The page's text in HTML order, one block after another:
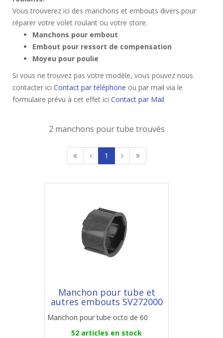
Vous trouverez ici des manchons et embouts divers pour
réparer votre volet roulant ou votre store.
Manchons pour embout
Embout pour ressort de compensation
Moyeu pour poulie
Si vous ne trouvez pas votre modèle, vous pouvez nous
contacter ici Contact par téléphone ou par mail via le
formulaire prévu à cet effet ici Contact par Mail
2 manchons pour tube trouvés
1
Manchon pour tube et
autres embouts SV272000
Manchon pour tube octo de 60
52 articles en stock